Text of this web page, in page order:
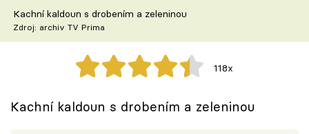
Recepty z TV
Speciál: Cuketa
Těhotnej kuchař
Sledujte prima+
Kachní kaldoun s drobením a zeleninou
Zdroj: archiv TV Prima
118x
Kachní kaldoun s drobením a zeleninou